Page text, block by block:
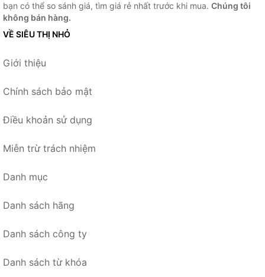
bạn có thể so sánh giá, tìm giá rẻ nhất trước khi mua. Chúng tôi
không bán hàng.
VỀ SIÊU THỊ NHỎ
Giới thiệu
Chính sách bảo mật
Điều khoản sử dụng
Miễn trừ trách nhiệm
Danh mục
Danh sách hãng
Danh sách công ty
Danh sách từ khóa